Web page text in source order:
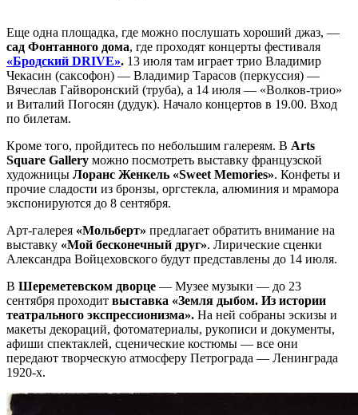
Еще одна площадка, где можно послушать хороший джаз, —
сад Фонтанного дома, где проходят концерты фестиваля
«Бродский DRIVE». 13 июля там играет трио Владимир
Чекасин (саксофон) — Владимир Тарасов (перкуссия) —
Вячеслав Гайворонский (труба), а 14 июля — «Волков-трио»
и Виталий Погосян (дудук). Начало концертов в 19.00. Вход
по билетам.
Кроме того, пройдитесь по небольшим галереям. В Arts
Square Gallery можно посмотреть выставку французской
художницы Лоранс Женкель «Sweet Memories». Конфеты и
прочие сладости из бронзы, оргстекла, алюминия и мрамора
экспонируются до 8 сентября.
Арт-галерея «Мольберт» предлагает обратить внимание на
выставку «Мой бесконечный друг». Лирические сценки
Александра Войцеховского будут представлены до 14 июля.
В Шереметевском дворце — Музее музыки — до 23
сентября проходит выставка «Земля дыбом. Из истории
театрального экспрессионизма». На ней собраны эскизы и
макеты декораций, фотоматериалы, рукописи и документы,
афиши спектаклей, сценические костюмы — все они
передают творческую атмосферу Петрограда — Ленинграда
1920-х.